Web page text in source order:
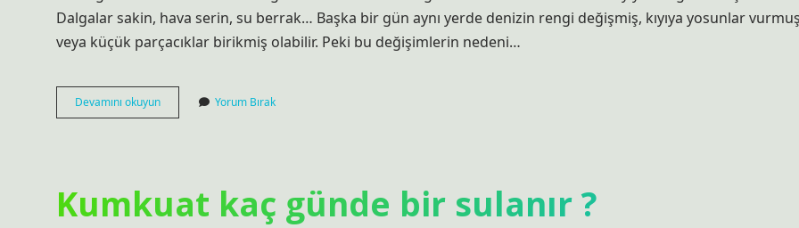
Dalgalar sakin, hava serin, su berrak… Başka bir gün aynı yerde denizin rengi değişmiş, kıyıya yosunlar
veya küçük parçacıklar birikmiş olabilir. Peki bu değişimlerin nedeni…
Devamını okuyunDeniz
hangi
Yorum Bırak
Kumkuat kaç günde bir sulanır ?